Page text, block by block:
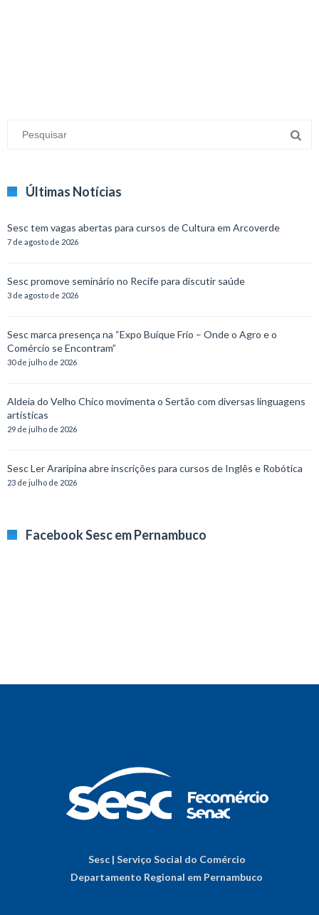
Últimas Notícias
Sesc tem vagas abertas para cursos de Cultura em Arcoverde
7 de agosto de 2026
Sesc promove seminário no Recife para discutir saúde
3 de agosto de 2026
Sesc marca presença na “Expo Buíque Frio – Onde o Agro e o
Comércio se Encontram”
30 de julho de 2026
Aldeia do Velho Chico movimenta o Sertão com diversas linguagens
artísticas
29 de julho de 2026
Sesc Ler Araripina abre inscrições para cursos de Inglês e Robótica
23 de julho de 2026
Facebook Sesc em Pernambuco
Sesc | Serviço Social do Comércio
Departamento Regional em Pernambuco